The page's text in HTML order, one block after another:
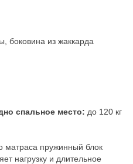
боковина из жаккарда
спальное место: до 120 кг
матраса пружинный блок
нагрузку и длительное